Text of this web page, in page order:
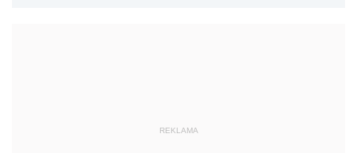
REKLAMA